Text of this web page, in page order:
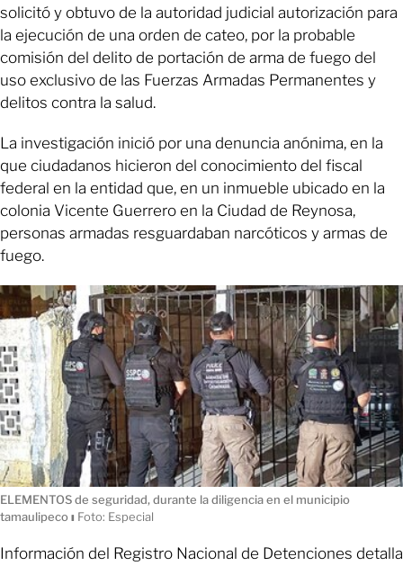
solicitó y obtuvo de la autoridad judicial autorización para
la ejecución de una orden de cateo, por la probable
comisión del delito de portación de arma de fuego del
uso exclusivo de las Fuerzas Armadas Permanentes y
delitos contra la salud.
La investigación inició por una denuncia anónima, en la
que ciudadanos hicieron del conocimiento del fiscal
federal en la entidad que, en un inmueble ubicado en la
colonia Vicente Guerrero en la Ciudad de Reynosa,
personas armadas resguardaban narcóticos y armas de
fuego.
ELEMENTOS de seguridad, durante la diligencia en el municipio
tamaulipecoı Foto: Especial
Información del Registro Nacional de Detenciones detalla